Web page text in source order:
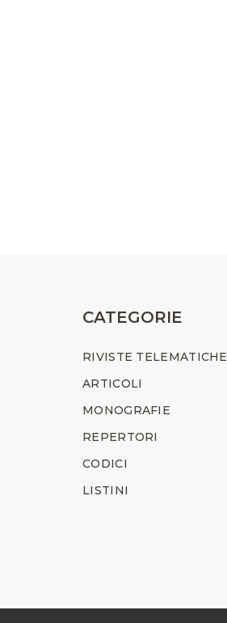
CATEGORIE
RIVISTE TELEMATICHE
ARTICOLI
MONOGRAFIE
REPERTORI
CODICI
LISTINI